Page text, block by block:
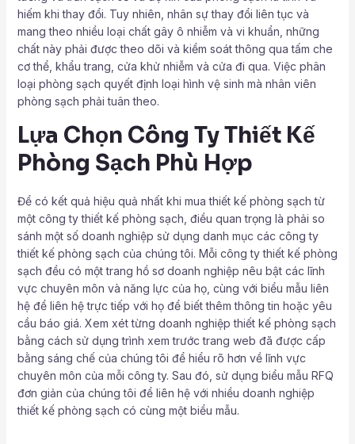
hiếm khi thay đổi. Tuy nhiên, nhân sự thay đổi liên tục và
mang theo nhiều loại chất gây ô nhiễm và vi khuẩn, những
chất này phải được theo dõi và kiểm soát thông qua tấm che
cơ thể, khẩu trang, cửa khử nhiễm và cửa đi qua. Việc phân
loại phòng sạch quyết định loại hình vệ sinh mà nhân viên
phòng sạch phải tuân theo.
Lựa Chọn Công Ty Thiết Kế
Phòng Sạch Phù Hợp
Để có kết quả hiệu quả nhất khi mua thiết kế phòng sạch từ
một công ty thiết kế phòng sạch, điều quan trọng là phải so
sánh một số doanh nghiệp sử dụng danh mục các công ty
thiết kế phòng sạch của chúng tôi. Mỗi công ty thiết kế phòng
sạch đều có một trang hồ sơ doanh nghiệp nêu bật các lĩnh
vực chuyên môn và năng lực của họ, cùng với biểu mẫu liên
hệ để liên hệ trực tiếp với họ để biết thêm thông tin hoặc yêu
cầu báo giá. Xem xét từng doanh nghiệp thiết kế phòng sạch
bằng cách sử dụng trình xem trước trang web đã được cấp
bằng sáng chế của chúng tôi để hiểu rõ hơn về lĩnh vực
chuyên môn của mỗi công ty. Sau đó, sử dụng biểu mẫu RFQ
đơn giản của chúng tôi để liên hệ với nhiều doanh nghiệp
thiết kế phòng sạch có cùng một biểu mẫu.